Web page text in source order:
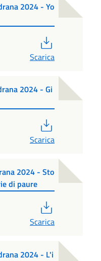
2024 - Yo
Scarica
2024 - Gi
Scarica
2024 - Sto
di paure
Scarica
2024 - L'i